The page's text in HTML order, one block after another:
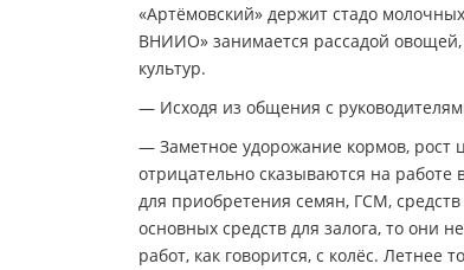
«Артёмовский» держит стадо
ВНИИО» занимается рассадой
культур.
— Исходя из общения с
— Заметное удорожание кормов,
отрицательно сказываются на
для приобретения семян, ГСМ,
основных средств для залога, то они
работ, как говорится, с колёс.